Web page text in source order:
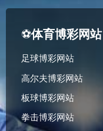
⚽体育博彩网站
足球博彩网站
高尔夫博彩网站
板球博彩网站
拳击博彩网站